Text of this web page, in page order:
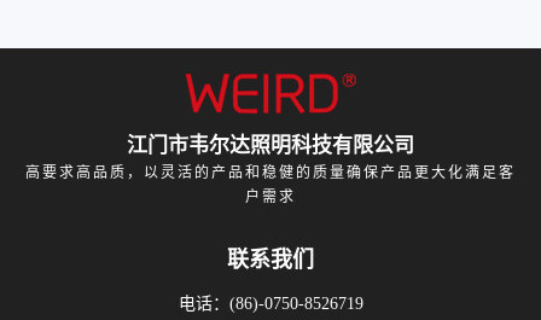
江门市韦尔达照明科技有限公司
高要求高品质，以灵活的产品和稳健的质量确保产品更大化满足客
户需求
联系我们
电话：(86)-0750-8526719